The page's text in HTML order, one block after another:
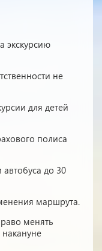
не
для детей
полиса
до 30
маршрута.
менять